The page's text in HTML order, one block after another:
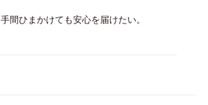
手間ひまかけても安心を届けたい。